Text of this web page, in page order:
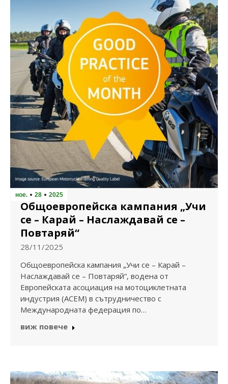
ное. 28 2025
Общоевропейска кампания „Учи
се – Карай – Наслаждавай се –
Повтаряй“
28/11/2025
Общоевропейска кампания „Учи се – Карай –
Наслаждавай се – Повтаряй“, водена от
Европейската асоциация на мотоциклетната
индустрия (ACEM) в сътрудничество с
Международната федерация по…
виж повече